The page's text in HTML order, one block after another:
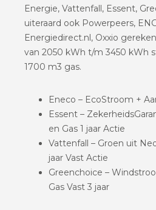
Energie, Vattenfall, Essent,
uiteraard ook Powerpeers,
Energiedirect.nl, Oxxio
van 2050 kWh t/m 3450 kWh
1700 m3 gas.
Eneco – EcoStroom +
Essent –
en Gas 1 jaar Actie
Vattenfall – Groen uit
jaar Vast Actie
Greenchoice –
Gas Vast 3 jaar